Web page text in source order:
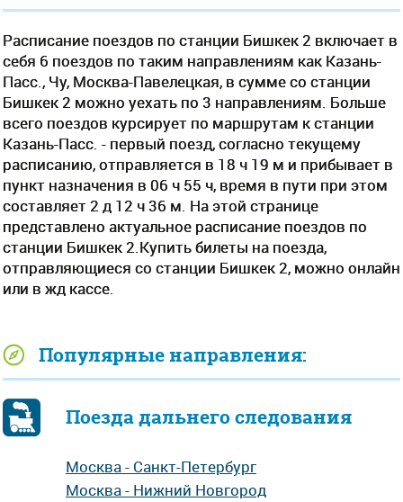
Расписание поездов по станции Бишкек 2 включает в
себя 6 поездов по таким направлениям как Казань-
Пасс., Чу, Москва-Павелецкая, в сумме со станции
Бишкек 2 можно уехать по 3 направлениям. Больше
всего поездов курсирует по маршрутам к станции
Казань-Пасс. - первый поезд, согласно текущему
расписанию, отправляется в 18 ч 19 м и прибывает в
пункт назначения в 06 ч 55 ч, время в пути при этом
составляет 2 д 12 ч 36 м. На этой странице
представлено актуальное расписание поездов по
станции Бишкек 2.Купить билеты на поезда,
отправляющиеся со станции Бишкек 2, можно онлайн
или в жд кассе.
Популярные направления:
Поезда дальнего следования
Москва - Санкт-Петербург
Москва - Нижний Новгород